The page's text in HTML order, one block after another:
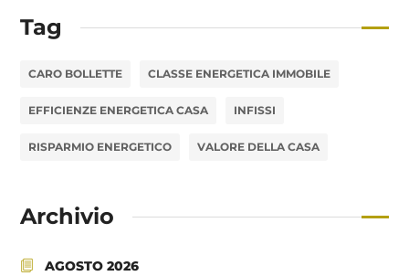
Tag
CARO BOLLETTE CLASSE ENERGETICA IMMOBILE
EFFICIENZE ENERGETICA CASA INFISSI
RISPARMIO ENERGETICO VALORE DELLA CASA
Archivio
AGOSTO 2026